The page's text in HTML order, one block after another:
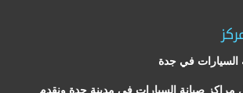
السيارات في جدة
مراكز صيانة السيارات في مدينة جدة ونقدم